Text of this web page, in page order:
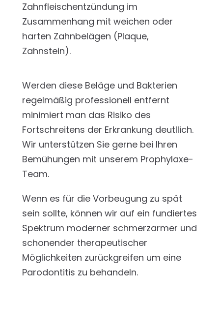
Zahnfleischentzündung im
Zusammenhang mit weichen oder
harten Zahnbelägen (Plaque,
Zahnstein).
Werden diese Beläge und Bakterien
regelmäßig professionell entfernt
minimiert man das Risiko des
Fortschreitens der Erkrankung deutllich.
Wir unterstützen Sie gerne bei Ihren
Bemühungen mit unserem Prophylaxe-
Team.
Wenn es für die Vorbeugung zu spät
sein sollte, können wir auf ein fundiertes
Spektrum moderner schmerzarmer und
schonender therapeutischer
Möglichkeiten zurückgreifen um eine
Parodontitis zu behandeln.